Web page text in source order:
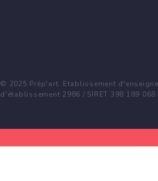
© 2025 Prép'art. Etablissement
d'établissement 2986 / SIRET 398 189 068